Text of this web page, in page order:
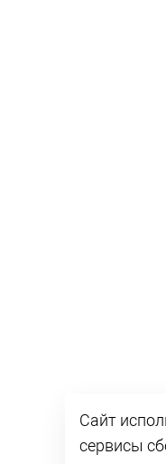
Сайт
сервисы